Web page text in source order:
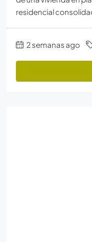
residencial
2 semanas ago